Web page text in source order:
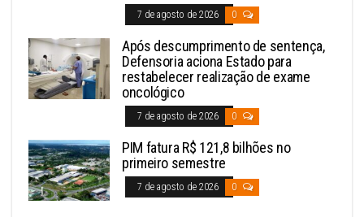
7 de agosto de 2026 0
Após descumprimento de sentença,
Defensoria aciona Estado para
restabelecer realização de exame
oncológico
7 de agosto de 2026 0
PIM fatura R$ 121,8 bilhões no
primeiro semestre
7 de agosto de 2026 0